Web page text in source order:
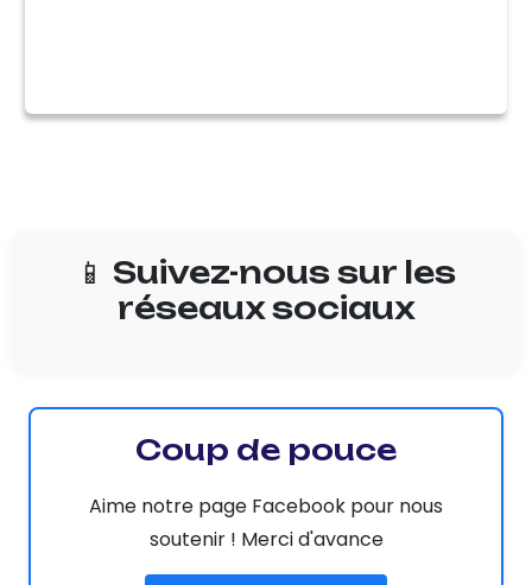
📱 Suivez-nous sur les
réseaux sociaux
Coup de pouce
Aime notre page Facebook pour nous
soutenir ! Merci d'avance